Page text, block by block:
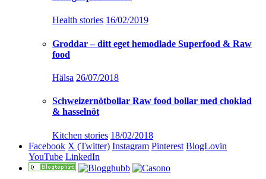
Health stories 16/02/2019
Groddar – ditt eget hemodlade Superfood & Raw
food
Hälsa 26/07/2018
Schweizernötbollar Raw food bollar med choklad
& hasselnöt
Kitchen stories 18/02/2018
Facebook X (Twitter) Instagram Pinterest BlogLovin
YouTube LinkedIn